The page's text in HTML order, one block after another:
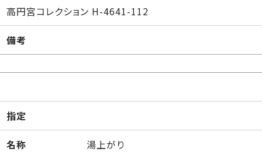
高円宮コレクション H-4641-112
備考
指定
名称 湯上がり